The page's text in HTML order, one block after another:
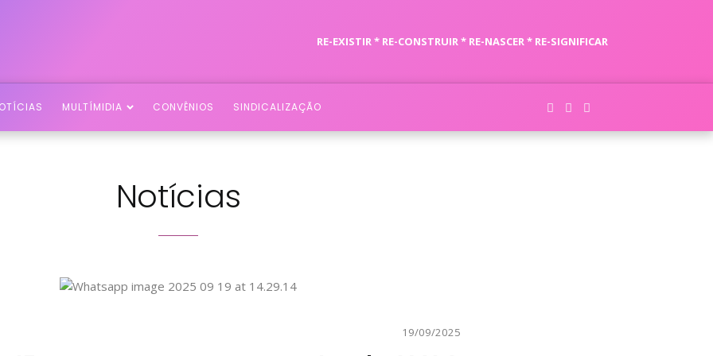
RE-EXISTIR * RE-CONSTRUIR * RE-NASCER * RE-SIGNIFICAR
MULTÍMIDIA CONVÊNIOS SINDICALIZAÇÃO
Notícias
19/09/2025